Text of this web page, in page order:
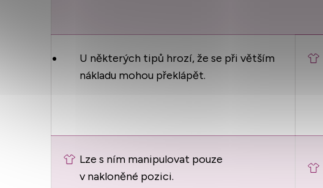
U některých tipů hrozí, že se při větším
nákladu mohou překlápět.
Lze s ním manipulovat pouze
v nakloněné pozici.